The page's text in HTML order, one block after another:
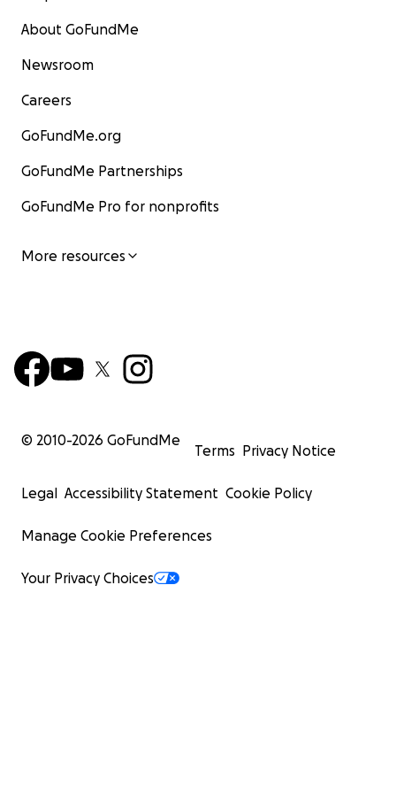
About GoFundMe
Newsroom
Careers
GoFundMe.org
GoFundMe Partnerships
GoFundMe Pro for nonprofits
More resources
© 2010-2026 GoFundMe
Terms Privacy Notice
Legal Accessibility Statement Cookie Policy
Manage Cookie Preferences
Your Privacy Choices